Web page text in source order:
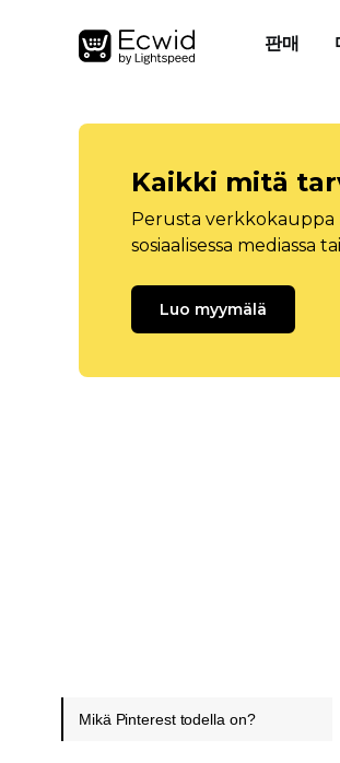
판매
Kaikki mitä
Perusta verkkokauppa
sosiaalisessa mediassa
Luo myymälä
Mikä Pinterest todella on?